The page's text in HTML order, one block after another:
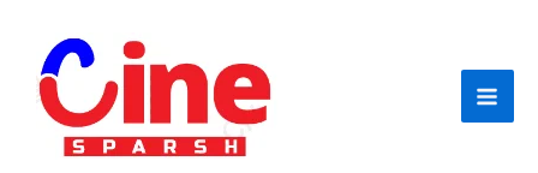
content